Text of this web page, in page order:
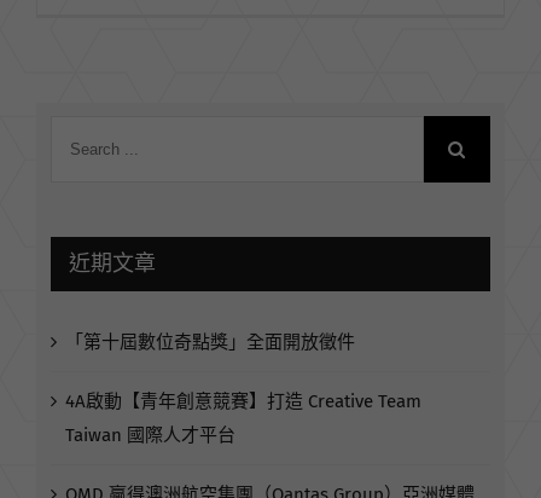
近期文章
「第十屆數位奇點獎」全面開放徵件
4A啟動【青年創意競賽】打造 Creative Team
Taiwan 國際人才平台